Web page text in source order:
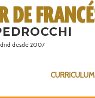
desde 2007
CURRICULUM